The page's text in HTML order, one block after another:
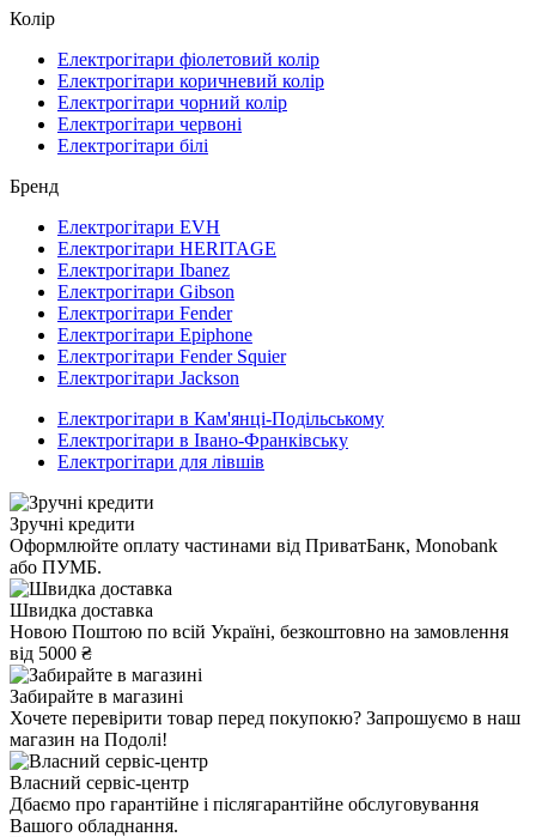
Колір
Електрогітари фіолетовий колір
Електрогітари коричневий колір
Електрогітари чорний колір
Електрогітари червоні
Електрогітари білі
Бренд
Електрогітари EVH
Електрогітари HERITAGE
Електрогітари Ibanez
Електрогітари Gibson
Електрогітари Fender
Електрогітари Epiphone
Електрогітари Fender Squier
Електрогітари Jackson
Електрогітари в Кам'янці-Подільському
Електрогітари в Івано-Франківську
Електрогітари для лівшів
Зручні кредити
Оформлюйте оплату частинами від ПриватБанк, Monobank
або ПУМБ.
Швидка доставка
Новою Поштою по всій Україні, безкоштовно на замовлення
від 5000 ₴
Забирайте в магазині
Хочете перевірити товар перед покупокю? Запрошуємо в наш
магазин на Подолі!
Власний сервіс-центр
Дбаємо про гарантійне і післягарантійне обслуговування
Вашого обладнання.